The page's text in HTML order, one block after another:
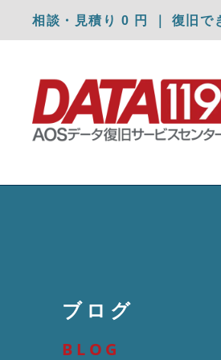
相談・見積り 0 円 ｜ 復旧
ブログ
BLOG